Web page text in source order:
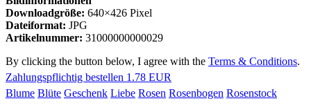
Downloadgröße: 640×426 Pixel
Dateiformat: JPG
Artikelnummer: 31000000000029
By clicking the button below, I agree with the Terms & Conditions.
Zahlungspflichtig bestellen 1.78 EUR
Blume Blüte Geschenk Liebe Rosen Rosenbogen Rosenstock